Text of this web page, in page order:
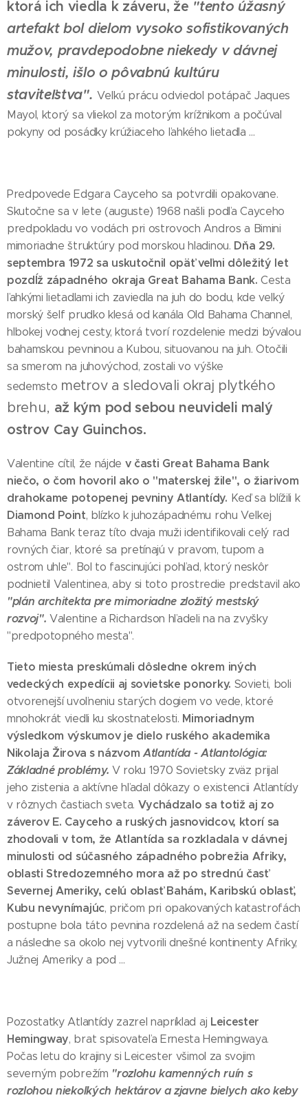
ktorá ich viedla k záveru, že "tento úžasný
artefakt bol dielom vysoko sofistikovaných
mužov, pravdepodobne niekedy v dávnej
minulosti, išlo o pôvabnú kultúru
staviteľstva".Veľkú prácu odviedol potápač Jaques
Mayol, ktorý sa vliekol za motorým krížnikom a počúval
pokyny od posádky krúžiaceho ľahkého lietadla ...
Predpovede Edgara Cayceho sa potvrdili opakovane.
Skutočne sa v lete (auguste) 1968 našli podľa Cayceho
predpokladu vo vodách pri ostrovoch Andros a Bimini
mimoriadne štruktúry pod morskou hladinou. Dňa 29.
septembra 1972 sa uskutočnil opäť veľmi dôležitý let
pozdĺž západného okraja Great Bahama Bank.Cesta
ľahkými lietadlami ich zaviedla na juh do bodu, kde veľký
morský šelf prudko klesá od kanála Old Bahama Channel,
hlbokej vodnej cesty, ktorá tvorí rozdelenie medzi bývalou
bahamskou pevninou a Kubou, situovanou na juh. Otočili
sa smerom na juhovýchod, zostali vo výške
sedemsto metrov a sledovali okraj plytkého
brehu, až kým pod sebou neuvideli malý
ostrov Cay Guinchos.
Valentine cítil, že nájde v časti Great Bahama Bank
niečo, o čom hovoril ako o "materskej žile", o žiarivom
drahokame potopenej pevniny Atlantídy. Keď sa blížili k
Diamond Point, blízko k juhozápadnému rohu Veľkej
Bahama Bank teraz títo dvaja muži identifikovali celý rad
rovných čiar, ktoré sa pretínajú v pravom, tupom a
ostrom uhle". Bol to fascinujúci pohľad, ktorý neskôr
podnietil Valentinea, aby si toto prostredie predstavil ako
"plán architekta pre mimoriadne zložitý mestský
rozvoj". Valentine a Richardson hľadeli na na zvyšky
"predpotopného mesta".
Tieto miesta preskúmali dôsledne okrem iných
vedeckých expedícii aj sovietske ponorky. Sovieti, boli
otvorenejší uvoľneniu starých dogiem vo vede, ktoré
mnohokrát viedli ku skostnatelosti. Mimoriadnym
výsledkom výskumov je dielo ruského akademika
Nikolaja Žirova s názvom Atlantída - Atlantológia:
Základné problémy. V roku 1970 Sovietsky zväz prijal
jeho zistenia a aktívne hľadal dôkazy o existencii Atlantídy
v rôznych častiach sveta. Vychádzalo sa totiž aj zo
záverov E. Cayceho a ruských jasnovidcov, ktorí sa
zhodovali v tom, že Atlantída sa rozkladala v dávnej
minulosti od súčasného západného pobrežia Afriky,
oblasti Stredozemného mora až po strednú časť
Severnej Ameriky, celú oblasť Bahám, Karibskú oblasť,
Kubu nevynímajúc, pričom pri opakovaných katastrofách
postupne bola táto pevnina rozdelená až na sedem častí
a následne sa okolo nej vytvorili dnešné kontinenty Afriky,
Južnej Ameriky a pod ...
Pozostatky Atlantídy zazrel napríklad aj Leicester
Hemingway, brat spisovateľa Ernesta Hemingwaya.
Počas letu do krajiny si Leicester všimol za svojim
severným pobrežím "rozlohu kamenných ruín s
rozlohou niekoľkých hektárov a zjavne bielych ako keby